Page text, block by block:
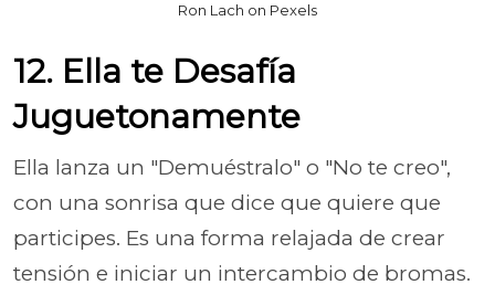
Ron Lach on Pexels
12. Ella te Desafía
Juguetonamente
Ella lanza un "Demuéstralo" o "No te creo",
con una sonrisa que dice que quiere que
participes. Es una forma relajada de crear
tensión e iniciar un intercambio de bromas.